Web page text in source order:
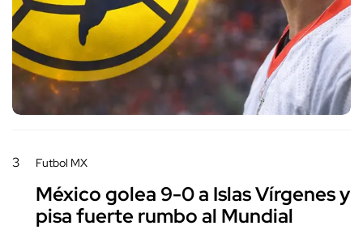
3 Futbol MX
México golea 9-0 a Islas Vírgenes y
pisa fuerte rumbo al Mundial